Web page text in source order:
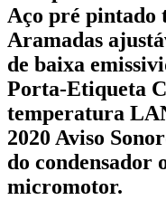
Aço pré pintado
Aramadas
de baixa
Porta-Etiqueta
temperatura
2020 Aviso
do condensador
micromotor.